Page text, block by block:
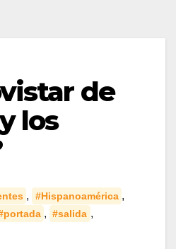
de
los
, #Hispanoamérica ,
, #salida ,